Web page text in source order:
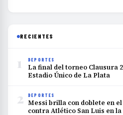
RECIENTES
1 DEPORTES
La final del torneo Clausura
Estadio Único de La Plata
2 DEPORTES
Messi brilla con doblete en
contra Atlético San Luis en la